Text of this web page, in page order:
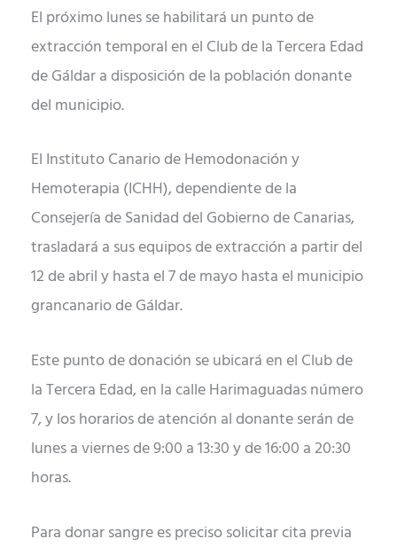
El próximo lunes se habilitará un punto de
extracción temporal en el Club de la Tercera Edad
de Gáldar a disposición de la población donante
del municipio.
El Instituto Canario de Hemodonación y
Hemoterapia (ICHH), dependiente de la
Consejería de Sanidad del Gobierno de Canarias,
trasladará a sus equipos de extracción a partir del
12 de abril y hasta el 7 de mayo hasta el municipio
grancanario de Gáldar.
Este punto de donación se ubicará en el Club de
la Tercera Edad, en la calle Harimaguadas número
7, y los horarios de atención al donante serán de
lunes a viernes de 9:00 a 13:30 y de 16:00 a 20:30
horas.
Para donar sangre es preciso solicitar cita previa